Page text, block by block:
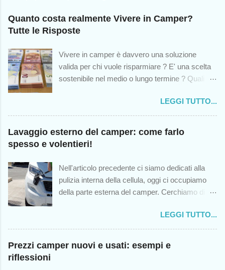
Quanto costa realmente Vivere in Camper?
Tutte le Risposte
Vivere in camper è davvero una soluzione
valida per chi vuole risparmiare ? E' una scelta
sostenibile nel medio o lungo termine ? Quali
Queste sono solo alcuni dei dubbi che colgono -
o dovrebbero cogliere - chiunque abbia mai
pensato di intraprendere questa scelta di vita, in
modo temporaneo o permanente. Sebbene
camper, noto che oggi sono sorti numerosi
canali al riguardo, e come sempre accade in
queste situazioni, la qualità lascia molto a
desiderare. Sicché, sulla scorta di quella che
pensare - o magari inducono altri a pensare -
LEGGI TUTTO...
Lavaggio esterno del camper: come farlo
spesso e volentieri!
Nell'articolo precedente ci siamo dedicati alla
pulizia interna della cellula, oggi ci occupiamo
della parte esterna del camper. Cerchiamo di
spesso laveremo il camper, tanto più agevole
sarà ogni lavaggio . La pulizia esterna non va
trascurata, rende il mezzo esteticamente
gradevole eliminando le classiche righe nere
LEGGI TUTTO...
Prezzi camper nuovi e usati: esempi e
riflessioni